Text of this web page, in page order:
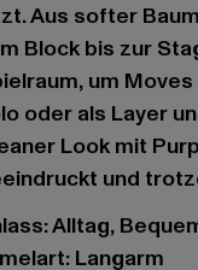
Aus softer
Block bis zur
um
oder als Layer
Look mit
und
Alltag,
Langarm